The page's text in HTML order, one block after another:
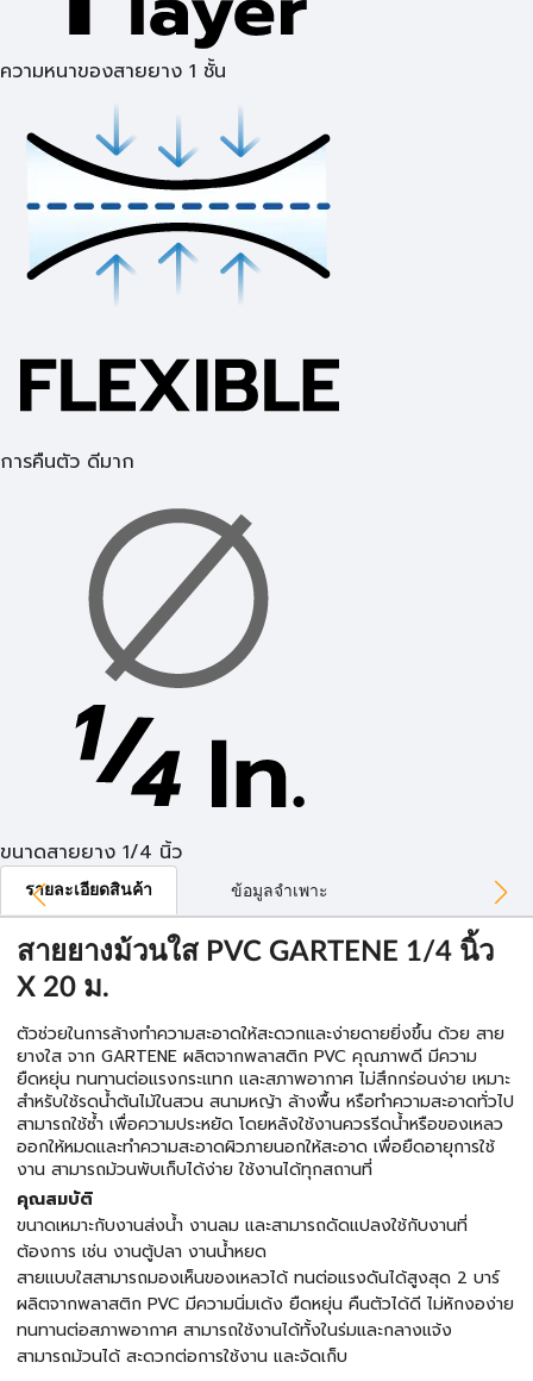
ความหนาของสายยาง 1 ชั้น
การคืนตัว ดีมาก
ขนาดสายยาง 1/4 นิ้ว
รายละเอียดสินค้า ข้อมูลจำเพาะ
สายยางม้วนใส PVC GARTENE 1/4 นิ้ว
X 20 ม.
ตัวช่วยในการล้างทำความสะอาดให้สะดวกและง่ายดายยิ่งขึ้น ด้วย สาย
ยางใส จาก GARTENE ผลิตจากพลาสติก PVC คุณภาพดี มีความ
ยืดหยุ่น ทนทานต่อแรงกระแทก และสภาพอากาศ ไม่สึกกร่อนง่าย เหมาะ
สำหรับใช้รดน้ำต้นไม้ในสวน สนามหญ้า ล้างพื้น หรือทำความสะอาดทั่วไป
สามารถใช้ซ้ำ เพื่อความประหยัด โดยหลังใช้งานควรรีดน้ำหรือของเหลว
ออกให้หมดและทำความสะอาดผิวภายนอกให้สะอาด เพื่อยืดอายุการใช้
งาน สามารถม้วนพับเก็บได้ง่าย ใช้งานได้ทุกสถานที่
คุณสมบัติ
ขนาดเหมาะกับงานส่งน้ำ งานลม และสามารถดัดแปลงใช้กับงานที่
ต้องการ เช่น งานตู้ปลา งานน้ำหยด
สายแบบใสสามารถมองเห็นของเหลวได้ ทนต่อแรงดันได้สูงสุด 2 บาร์
ผลิตจากพลาสติก PVC มีความนิ่มเด้ง ยืดหยุ่น คืนตัวได้ดี ไม่หักงอง่าย
ทนทานต่อสภาพอากาศ สามารถใช้งานได้ทั้งในร่มและกลางแจ้ง
สามารถม้วนได้ สะดวกต่อการใช้งาน และจัดเก็บ